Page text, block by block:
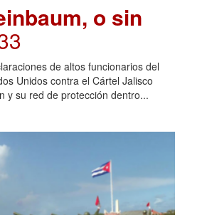
o sin
de altos funcionarios del
Unidos contra el Cártel Jalisco
y su red de protección dentro...